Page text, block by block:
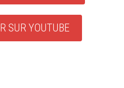
SUR YOUTUBE